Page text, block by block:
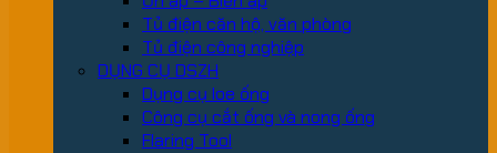
Tủ điện căn hộ, văn phòng
Tủ điện công nghiệp
DỤNG CỤ DSZH
Dụng cụ loe ống
Công cụ cắt ống và nong ống
Flaring Tool